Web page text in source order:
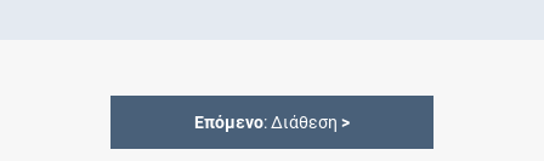
Επόμενο: Διάθεση >